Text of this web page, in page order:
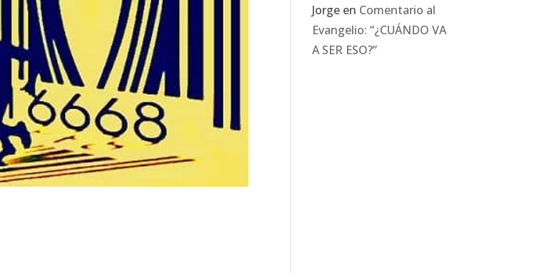
Jorge en Comentario al
Evangelio: “¿CUÁNDO VA
A SER ESO?”